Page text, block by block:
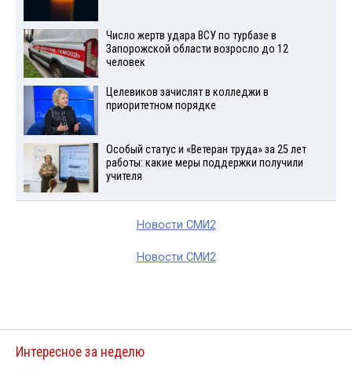
Число жертв удара ВСУ по турбазе в
Запорожской области возросло до 12
человек
Целевиков зачислят в колледжи в
приоритетном порядке
Особый статус и «Ветеран труда» за 25 лет
работы: какие меры поддержки получили
учителя
Новости СМИ2
Новости СМИ2
Интересное за неделю